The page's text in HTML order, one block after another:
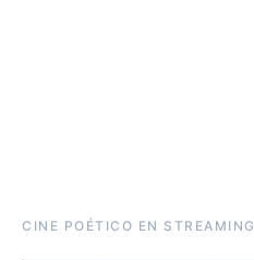
CINE POÉTICO EN STREAMING